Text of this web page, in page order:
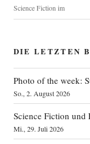
Science Fiction im
DIE LETZTEN
Photo of the week:
So., 2. August 2026
Science Fiction und
Mi., 29. Juli 2026